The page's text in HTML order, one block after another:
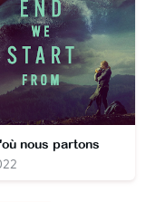
nous partons